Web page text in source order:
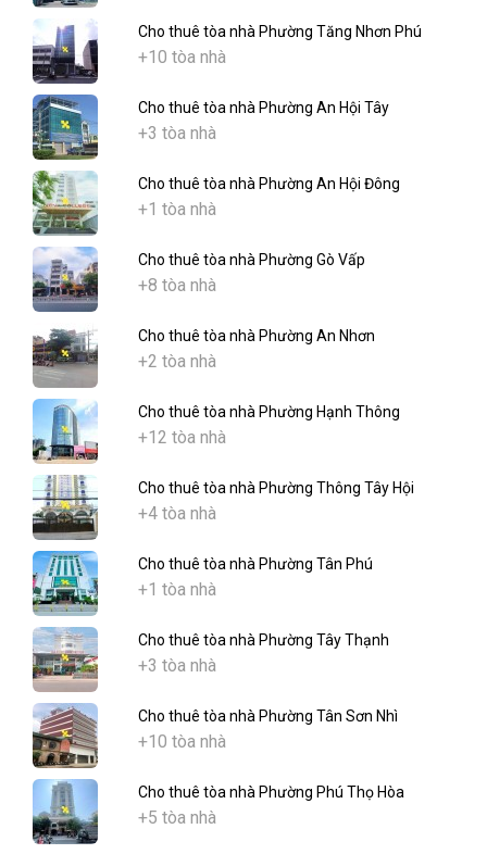
Cho thuê tòa nhà Phường Tăng Nhơn Phú
+10 tòa nhà
Cho thuê tòa nhà Phường An Hội Tây
+3 tòa nhà
Cho thuê tòa nhà Phường An Hội Đông
+1 tòa nhà
Cho thuê tòa nhà Phường Gò Vấp
+8 tòa nhà
Cho thuê tòa nhà Phường An Nhơn
+2 tòa nhà
Cho thuê tòa nhà Phường Hạnh Thông
+12 tòa nhà
Cho thuê tòa nhà Phường Thông Tây Hội
+4 tòa nhà
Cho thuê tòa nhà Phường Tân Phú
+1 tòa nhà
Cho thuê tòa nhà Phường Tây Thạnh
+3 tòa nhà
Cho thuê tòa nhà Phường Tân Sơn Nhì
+10 tòa nhà
Cho thuê tòa nhà Phường Phú Thọ Hòa
+5 tòa nhà